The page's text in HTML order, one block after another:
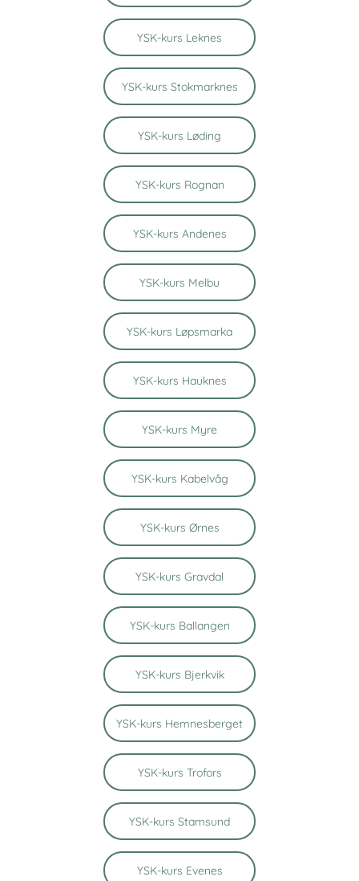
YSK-kurs Leknes
YSK-kurs Stokmarknes
YSK-kurs Løding
YSK-kurs Rognan
YSK-kurs Andenes
YSK-kurs Melbu
YSK-kurs Løpsmarka
YSK-kurs Hauknes
YSK-kurs Myre
YSK-kurs Kabelvåg
YSK-kurs Ørnes
YSK-kurs Gravdal
YSK-kurs Ballangen
YSK-kurs Bjerkvik
YSK-kurs Hemnesberget
YSK-kurs Trofors
YSK-kurs Stamsund
YSK-kurs Evenes